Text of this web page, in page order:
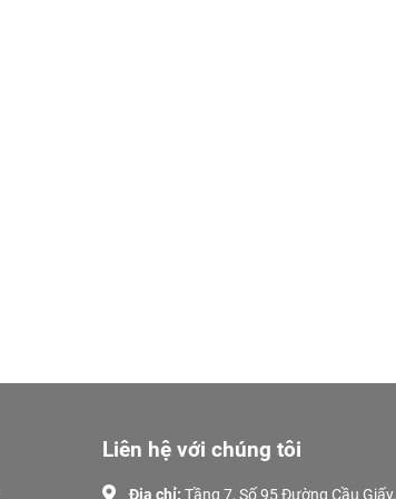
Liên hệ với chúng tôi
Địa chỉ: Tầng 7, Số 95 Đường Cầu Giấy,